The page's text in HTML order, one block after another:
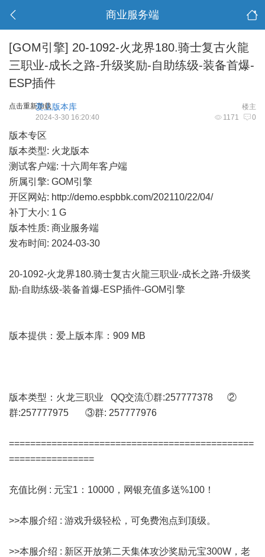
商业服务端
[GOM引擎] 20-1092-火龙界180.骑士复古火龍
三职业-成长之路-升级奖励-自助练级-装备首爆-
ESP插件
点击重新加载 楼主
爱上版本库
1171 0
2024-3-30 16:20:40
版本专区
版本类型: 火龙版本
测试客户端: 十六周年客户端
所属引擎: GOM引擎
开区网站: http://demo.espbbk.com/202110/22/04/
补丁大小: 1 G
版本性质: 商业服务端
发布时间: 2024-03-30
20-1092-火龙界180.骑士复古火龍三职业-成长之路-升级奖
励-自助练级-装备首爆-ESP插件-GOM引擎
版本提供：爱上版本库：909 MB
版本类型：火龙三职业 QQ交流①群:257777378 ②
群:257777975 ③群: 257777976
==============================================
================
充值比例 : 元宝1：10000，网银充值多送%100！
>>本服介绍 : 游戏升级轻松，可免费泡点到顶级。
>>本服介绍 : 新区开放第二天集体攻沙奖励元宝300W，老